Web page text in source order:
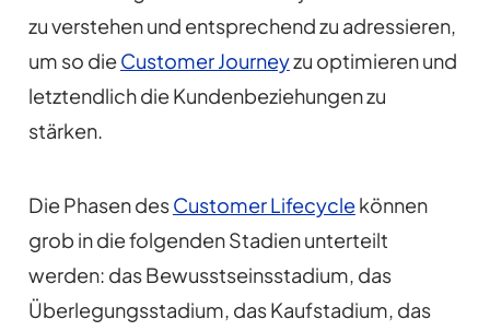
zu verstehen und entsprechend zu adressieren,
um so dieCustomer Journeyzu optimieren und
letztendlich die Kundenbeziehungen zu
stärken.
Die Phasen desCustomer Lifecyclekönnen
grob in die folgenden Stadien unterteilt
werden: das Bewusstseinsstadium, das
Überlegungsstadium, das Kaufstadium, das